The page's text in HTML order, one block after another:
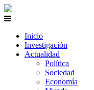
Inicio
Investigación
Actualidad
Política
Sociedad
Economía